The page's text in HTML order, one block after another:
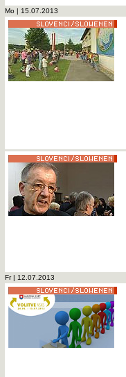
Mo | 15.07.2013
Fr | 12.07.2013